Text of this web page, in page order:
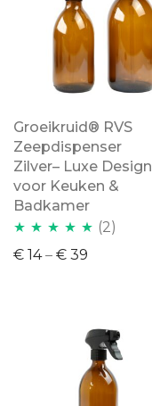
Groeikruid® RVS
Zeepdispenser
Zilver– Luxe Design
voor Keuken &
Badkamer
Waardering
(2)
€ 14– € 39